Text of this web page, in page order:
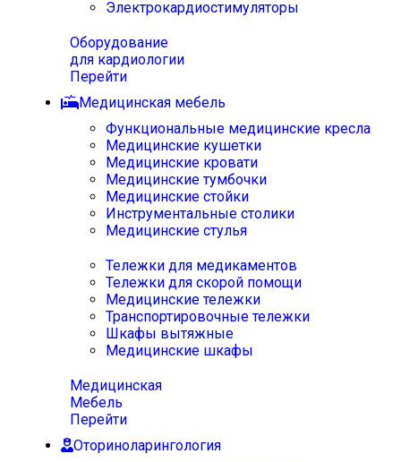
Электрокардиостимуляторы
Оборудование
для кардиологии
Перейти
Медицинская мебель
Функциональные медицинские кресла
Медицинские кушетки
Медицинские кровати
Медицинские тумбочки
Медицинские стойки
Инструментальные столики
Медицинские стулья
Тележки для медикаментов
Тележки для скорой помощи
Медицинские тележки
Транспортировочные тележки
Шкафы вытяжные
Медицинские шкафы
Медицинская
Мебель
Перейти
Оториноларингология